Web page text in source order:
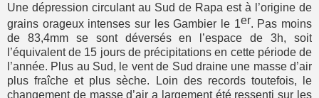
Une dépression circulant au Sud de Rapa est à l’origine de
grains orageux intenses sur les Gambier le 1er. Pas moins
de 83,4mm se sont déversés en l’espace de 3h, soit
l’équivalent de 15 jours de précipitations en cette période de
l’année. Plus au Sud, le vent de Sud draine une masse d’air
plus fraîche et plus sèche. Loin des records toutefois, le
changement de masse d’air a largement été ressenti sur les